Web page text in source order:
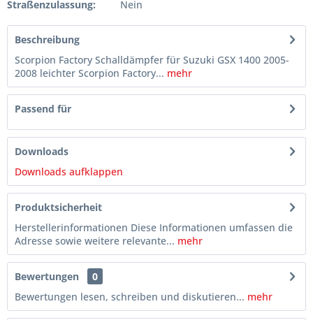
Straßenzulassung:
Nein
Beschreibung
Scorpion Factory Schalldämpfer für Suzuki GSX 1400 2005-
2008 leichter Scorpion Factory... mehr
Passend für
Downloads
Downloads aufklappen
Produktsicherheit
Herstellerinformationen Diese Informationen umfassen die
Adresse sowie weitere relevante... mehr
Bewertungen
0
Bewertungen lesen, schreiben und diskutieren... mehr